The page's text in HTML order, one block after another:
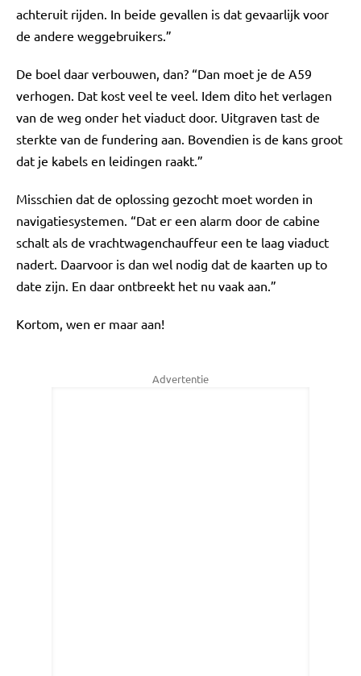
achteruit rijden. In beide gevallen is dat gevaarlijk voor
de andere weggebruikers.”
De boel daar verbouwen, dan? “Dan moet je de A59
verhogen. Dat kost veel te veel. Idem dito het verlagen
van de weg onder het viaduct door. Uitgraven tast de
sterkte van de fundering aan. Bovendien is de kans groot
dat je kabels en leidingen raakt.”
Misschien dat de oplossing gezocht moet worden in
navigatiesystemen. “Dat er een alarm door de cabine
schalt als de vrachtwagenchauffeur een te laag viaduct
nadert. Daarvoor is dan wel nodig dat de kaarten up to
date zijn. En daar ontbreekt het nu vaak aan.”
Kortom, wen er maar aan!
Advertentie